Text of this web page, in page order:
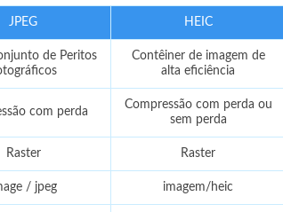
JPEG HEIC
de Peritos
Contêiner de imagem de
alta eficiência
com perda
Compressão com perda ou
sem perda
Raster Raster
/ jpeg imagem/heic